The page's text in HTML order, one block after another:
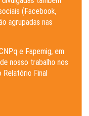
(Facebook,
agrupadas nas
e Fapemig, em
nosso trabalho nos
Relatório Final